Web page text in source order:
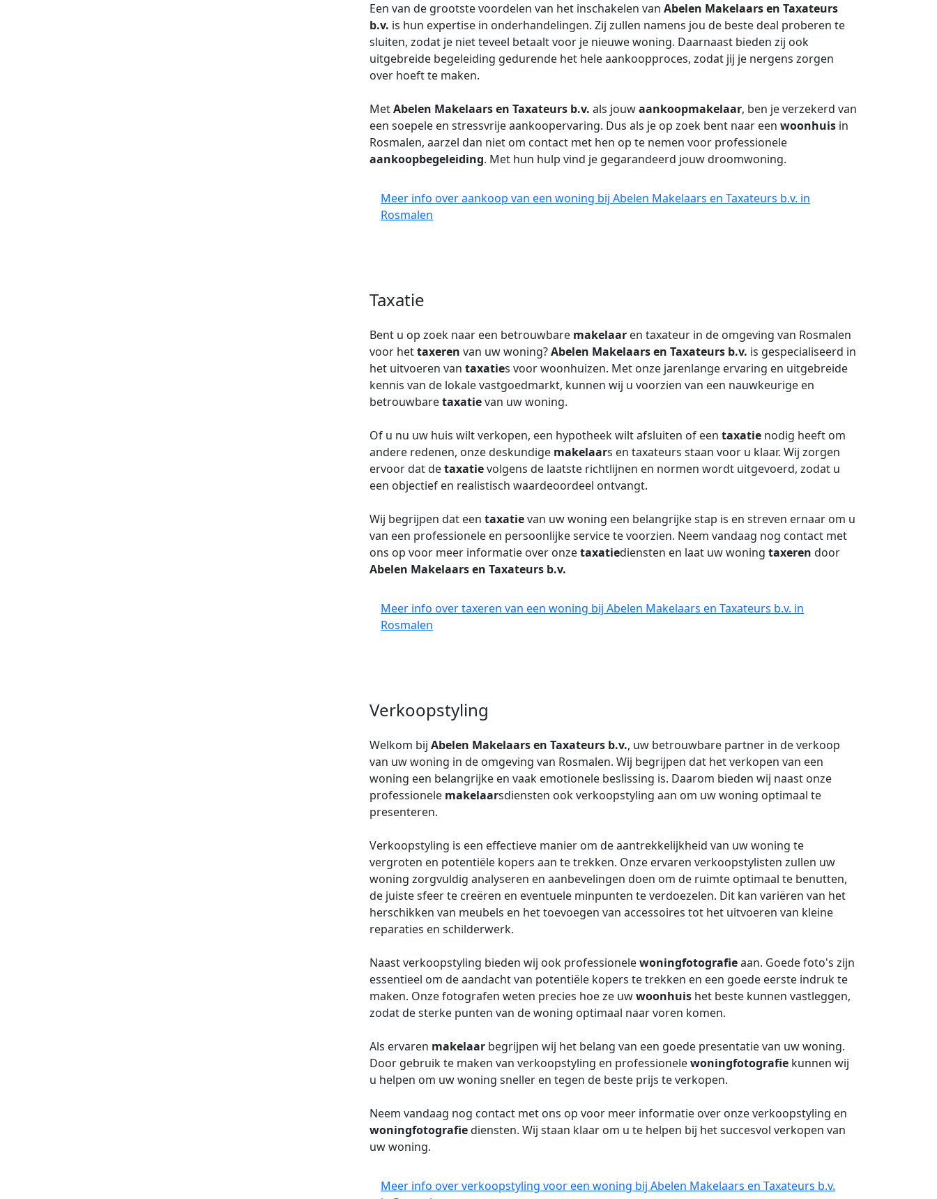
Een van de grootste voordelen van het inschakelen van Abelen Makelaars en Taxateurs
b.v. is hun expertise in onderhandelingen. Zij zullen namens jou de beste deal proberen te
sluiten, zodat je niet teveel betaalt voor je nieuwe woning. Daarnaast bieden zij ook
uitgebreide begeleiding gedurende het hele aankoopproces, zodat jij je nergens zorgen
over hoeft te maken.
MetAbelen Makelaars en Taxateurs b.v. als jouwaankoopmakelaar, ben je verzekerd van
een soepele en stressvrije aankoopervaring. Dus als je op zoek bent naar een woonhuis in
Rosmalen, aarzel dan niet om contact met hen op te nemen voor professionele
aankoopbegeleiding. Met hun hulp vind je gegarandeerd jouw droomwoning.
Meer info over aankoop van een woning bij Abelen Makelaars en Taxateurs b.v. in
Rosmalen
Taxatie
Bent u op zoek naar een betrouwbare makelaar en taxateur in de omgeving van Rosmalen
voor hettaxeren van uw woning?Abelen Makelaars en Taxateurs b.v. is gespecialiseerd in
het uitvoeren van taxaties voor woonhuizen. Met onze jarenlange ervaring en uitgebreide
kennis van de lokale vastgoedmarkt, kunnen wij u voorzien van een nauwkeurige en
betrouwbaretaxatievan uw woning.
Of u nu uw huis wilt verkopen, een hypotheek wilt afsluiten of een taxatie nodig heeft om
andere redenen, onze deskundige makelaars en taxateurs staan voor u klaar. Wij zorgen
ervoor dat detaxatievolgens de laatste richtlijnen en normen wordt uitgevoerd, zodat u
een objectief en realistisch waardeoordeel ontvangt.
Wij begrijpen dat een taxatievan uw woning een belangrijke stap is en streven ernaar om u
van een professionele en persoonlijke service te voorzien. Neem vandaag nog contact met
ons op voor meer informatie over onzetaxatiediensten en laat uw woning taxeren door
Abelen Makelaars en Taxateurs b.v.
Meer info over taxeren van een woning bij Abelen Makelaars en Taxateurs b.v. in
Rosmalen
Verkoopstyling
Welkom bij Abelen Makelaars en Taxateurs b.v., uw betrouwbare partner in de verkoop
van uw woning in de omgeving van Rosmalen. Wij begrijpen dat het verkopen van een
woning een belangrijke en vaak emotionele beslissing is. Daarom bieden wij naast onze
professionele makelaarsdiensten ook verkoopstyling aan om uw woning optimaal te
presenteren.
Verkoopstyling is een effectieve manier om de aantrekkelijkheid van uw woning te
vergroten en potentiële kopers aan te trekken. Onze ervaren verkoopstylisten zullen uw
woning zorgvuldig analyseren en aanbevelingen doen om de ruimte optimaal te benutten,
de juiste sfeer te creëren en eventuele minpunten te verdoezelen. Dit kan variëren van het
herschikken van meubels en het toevoegen van accessoires tot het uitvoeren van kleine
reparaties en schilderwerk.
Naast verkoopstyling bieden wij ook professionelewoningfotografieaan. Goede foto's zijn
essentieel om de aandacht van potentiële kopers te trekken en een goede eerste indruk te
maken. Onze fotografen weten precies hoe ze uwwoonhuis het beste kunnen vastleggen,
zodat de sterke punten van de woning optimaal naar voren komen.
Als ervaren makelaar begrijpen wij het belang van een goede presentatie van uw woning.
Door gebruik te maken van verkoopstyling en professionelewoningfotografie kunnen wij
u helpen om uw woning sneller en tegen de beste prijs te verkopen.
Neem vandaag nog contact met ons op voor meer informatie over onze verkoopstyling en
woningfotografiediensten. Wij staan klaar om u te helpen bij het succesvol verkopen van
uw woning.
Meer info over verkoopstyling voor een woning bij Abelen Makelaars en Taxateurs b.v.